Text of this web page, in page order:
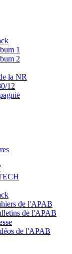
1
2
la NR
12
de l'APAB
de l'APAB
de l'APAB